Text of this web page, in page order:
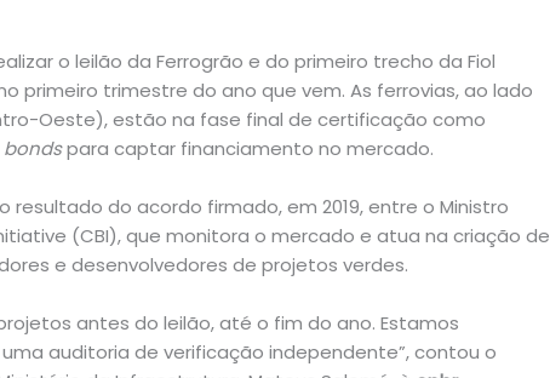
o leilão da Ferrogrão e do primeiro trecho da Fiol
primeiro trimestre do ano que vem. As ferrovias, ao lado
Oeste), estão na fase final de certificação como
bondspara captar financiamento no mercado.
do acordo firmado, em 2019, entre o Ministro
(CBI), que monitora o mercado e atua na criação de
e desenvolvedores de projetos verdes.
antes do leilão, até o fim do ano. Estamos
auditoria de verificação independente”, contou o